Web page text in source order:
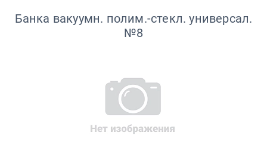
Банка вакуумн. полим.-стекл. универсал.
№8